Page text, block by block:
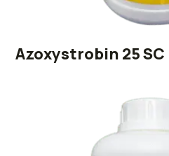
Azoxystrobin 25 SC